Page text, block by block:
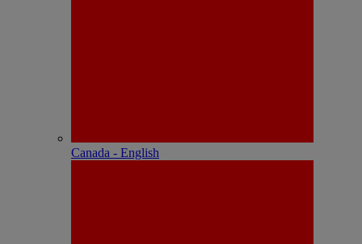
Canada - English